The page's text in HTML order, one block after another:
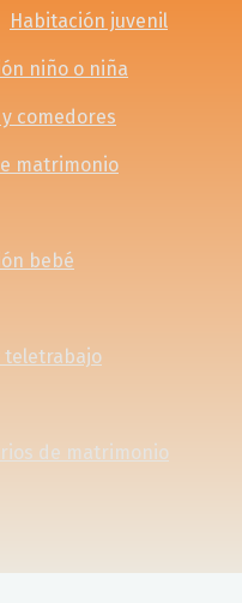
Habitación juvenil
niño o niña
comedores
matrimonio
bebé
teletrabajo
de matrimonio